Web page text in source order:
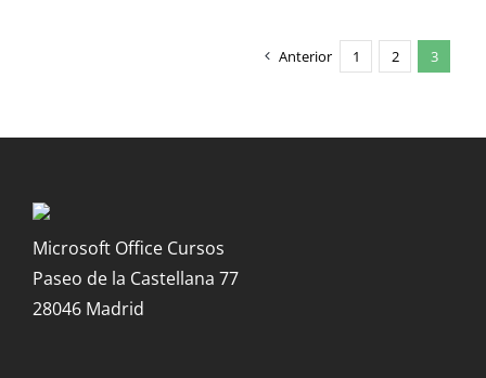
Anterior 1 2 3
Microsoft Office Cursos
Paseo de la Castellana 77
28046 Madrid